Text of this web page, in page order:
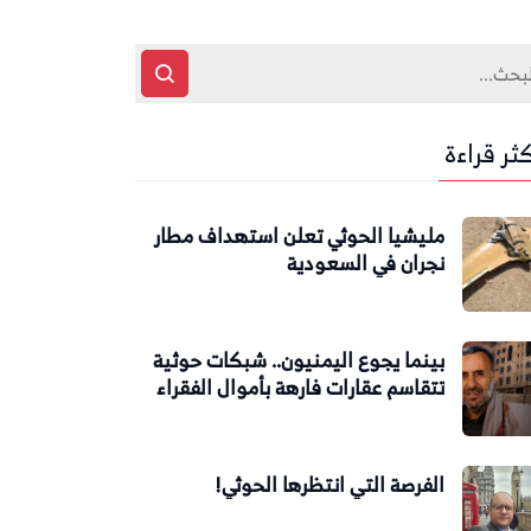
قراءة
مليشيا الحوثي تعلن استهداف مطار
نجران في السعودية
بينما يجوع اليمنيون.. شبكات حوثية
تتقاسم عقارات فارهة بأموال الفقراء
الفرصة التي انتظرها الحوثي!